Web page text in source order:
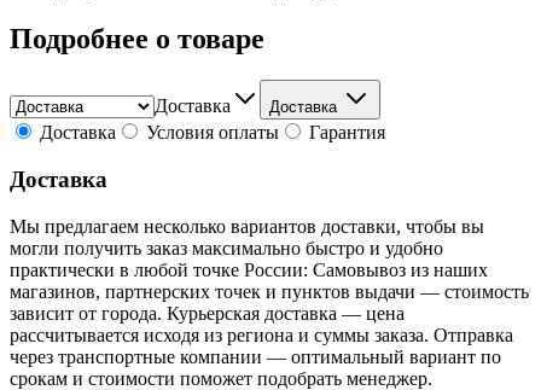
Подробнее о товаре
Доставка Доставка
Доставка Условия оплаты Гарантия
Доставка
Мы предлагаем несколько вариантов доставки, чтобы вы
могли получить заказ максимально быстро и удобно
практически в любой точке России: Самовывоз из наших
магазинов, партнерских точек и пунктов выдачи — стоимость
зависит от города. Курьерская доставка — цена
рассчитывается исходя из региона и суммы заказа. Отправка
через транспортные компании — оптимальный вариант по
срокам и стоимости поможет подобрать менеджер.